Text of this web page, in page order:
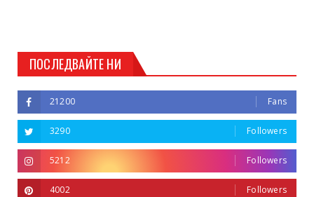
ПОСЛЕДВАЙТЕ НИ
21200 Fans
3290 Followers
5212 Followers
4002 Followers